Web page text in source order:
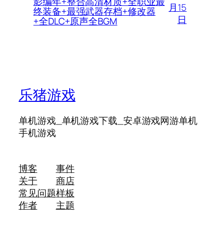
终装备+最强武器存档+修改器
+全DLC+原声全BGM
月15
日
乐猪游戏
单机游戏_单机游戏下载_安卓游戏网游单机
手机游戏
博客
关于
常见问题
作者
事件
商店
样板
主题